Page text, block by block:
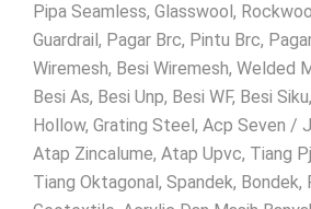
Pipa Seamless, Glasswool,
Guardrail, Pagar Brc, Pintu Brc,
Wiremesh, Besi Wiremesh, Welded
Besi As, Besi Unp, Besi WF, Besi
Hollow, Grating Steel, Acp Seven /
Atap Zincalume, Atap Upvc, Tiang
Tiang Oktagonal, Spandek, Bondek,